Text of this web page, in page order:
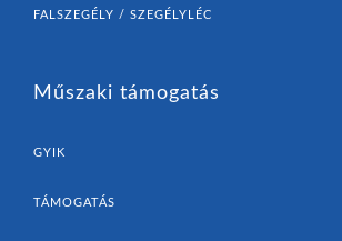
FALSZEGÉLY / SZEGÉLYLÉC
Műszaki támogatás
GYIK
TÁMOGATÁS